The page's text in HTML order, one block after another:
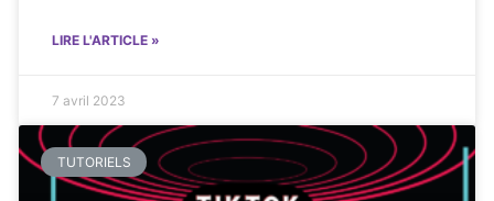
LIRE L'ARTICLE »
7 avril 2023
TUTORIELS